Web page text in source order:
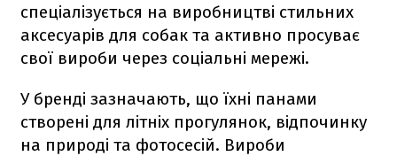
спеціалізується на виробництві стильних
аксесуарів для собак та активно просуває
свої вироби через соціальні мережі.
У бренді зазначають, що їхні панами
створені для літніх прогулянок, відпочинку
на природі та фотосесій. Вироби